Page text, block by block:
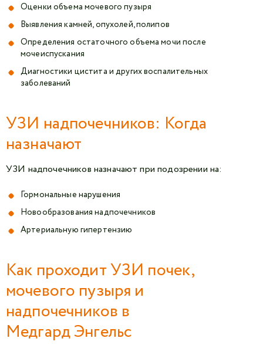
Оценки объема мочевого пузыря
Выявления камней, опухолей, полипов
Определения остаточного объема мочи после
мочеиспускания
Диагностики цистита и других воспалительных
заболеваний
УЗИ надпочечников: Когда
назначают
УЗИ надпочечников назначают при подозрении на:
Гормональные нарушения
Новообразования надпочечников
Артериальную гипертензию
Как проходит УЗИ почек,
мочевого пузыря и
надпочечников в
Медгард Энгельс